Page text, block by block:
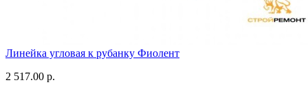
Линейка угловая к рубанку Фиолент
2 517.00 р.